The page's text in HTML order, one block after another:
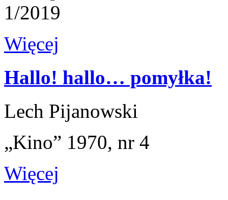
1/2019
Więcej
Hallo! hallo… pomyłka!
Lech Pijanowski
„Kino” 1970, nr 4
Więcej